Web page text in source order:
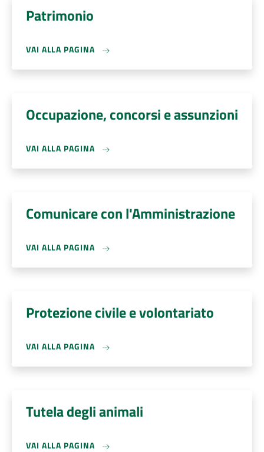
Patrimonio
VAI ALLA PAGINA
Occupazione, concorsi e assunzioni
VAI ALLA PAGINA
Comunicare con l'Amministrazione
VAI ALLA PAGINA
Protezione civile e volontariato
VAI ALLA PAGINA
Tutela degli animali
VAI ALLA PAGINA